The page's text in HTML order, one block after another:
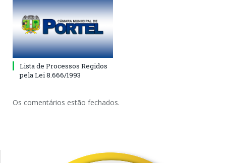
Lista de Processos Regidos
pela Lei 8.666/1993
Os comentários estão fechados.